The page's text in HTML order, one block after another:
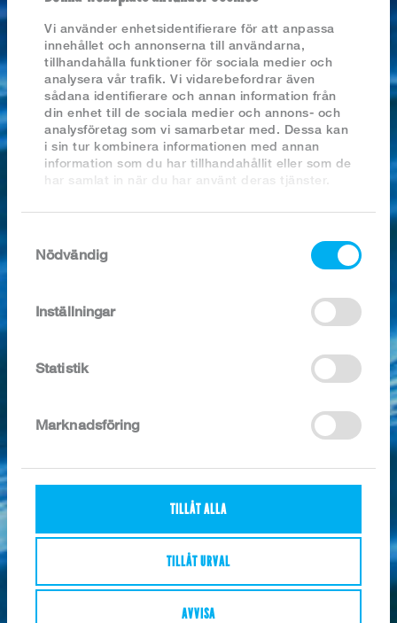
Vi använder enhetsidentifierare för att anpassa
innehållet och annonserna till användarna,
tillhandahålla funktioner för sociala medier och
analysera vår trafik. Vi vidarebefordrar även
sådana identifierare och annan information från
din enhet till de sociala medier och annons- och
analysföretag som vi samarbetar med. Dessa kan
i sin tur kombinera informationen med annan
information som du har tillhandahållit eller som de
har samlat in när du har använt deras tjänster.
Nödvändig
Inställningar
Statistik
Marknadsföring
TILLÅT ALLA
TILLÅT URVAL
AVVISA
Nyhetsarkiv
2026
2025
2024
2023
2022
2021
2020
LÖJROM FINSK
fryst
Ingredienser / 100g:ROM beredd av siklöja (Coregonus albula),
Energivärde:
Fett:
2,3 g
Varav mättat fett:
Kolhydrat:
Varav sockerarter: 0,0 g